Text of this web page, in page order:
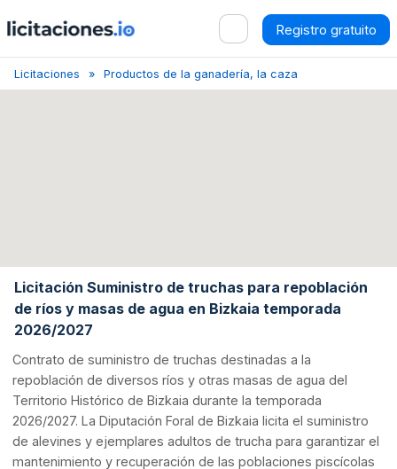
Registro gratuito
Licitaciones Productos de la ganadería, la caza y la pesca
Licitación Suministro de truchas para repoblación
de ríos y masas de agua en Bizkaia temporada
2026/2027
Contrato de suministro de truchas destinadas a la
repoblación de diversos ríos y otras masas de agua del
Territorio Histórico de Bizkaia durante la temporada
2026/2027. La Diputación Foral de Bizkaia licita el suministro
de alevines y ejemplares adultos de trucha para garantizar el
mantenimiento y recuperación de las poblaciones piscícolas